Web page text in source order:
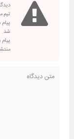
تیم
شد.